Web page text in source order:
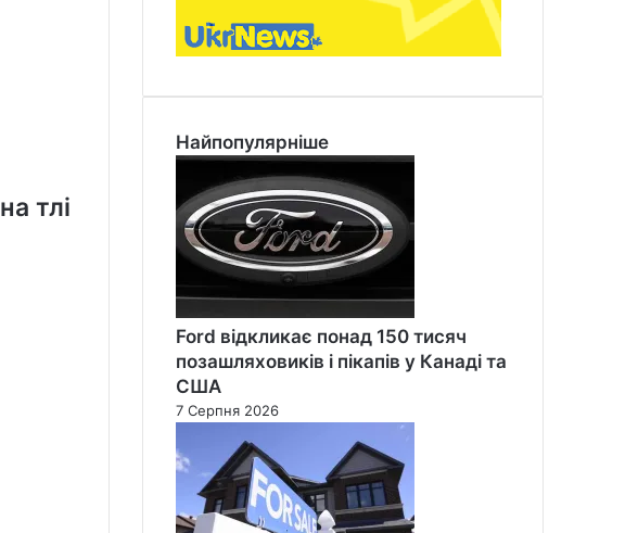
тлі
Найпопулярніше
Ford відкликає понад 150 тисяч
позашляховиків і пікапів у Канаді та
США
7 Серпня 2026